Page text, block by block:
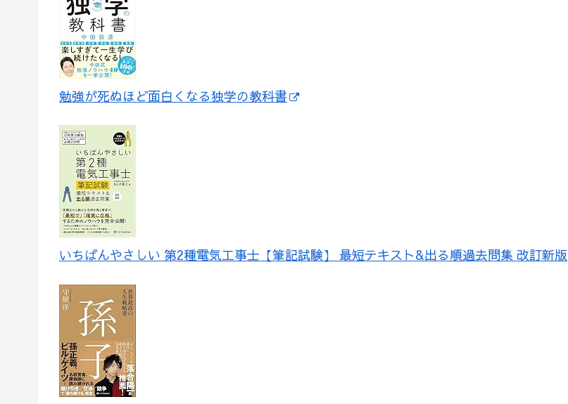
勉強が死ぬほど面白くなる独学の教科書
いちばんやさしい 第2種電気工事士【筆記試験】 最短テキスト&出る順過去問集 改訂新版